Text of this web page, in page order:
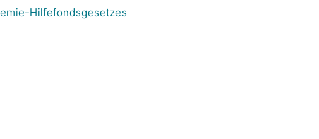
Hilfefondsgesetzes